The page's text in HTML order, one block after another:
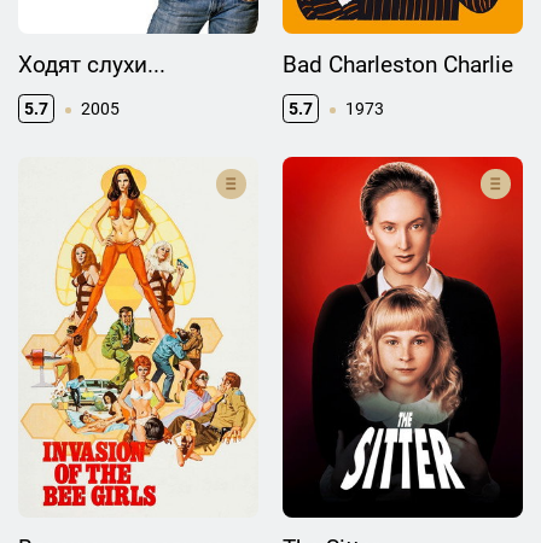
Ходят слухи...
5.7 2005
Bad Charleston Charlie
5.7 1973